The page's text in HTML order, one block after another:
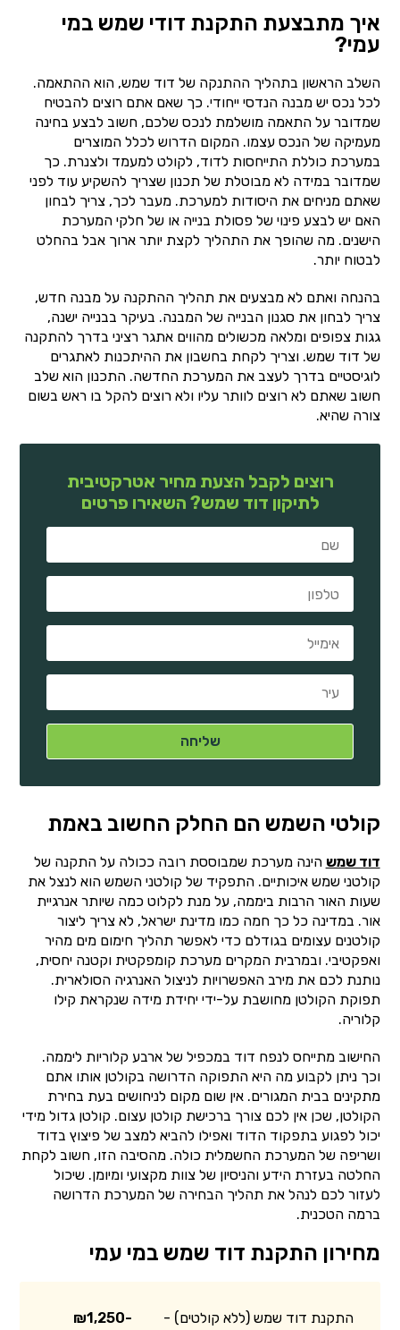
איך מתבצעת התקנת דודי שמש במי
עמי?
השלב הראשון בתהליך ההתנקה של דוד שמש, הוא ההתאמה.
לכל נכס יש מבנה הנדסי ייחודי. כך שאם אתם רוצים להבטיח
שמדובר על התאמה מושלמת לנכס שלכם, חשוב לבצע בחינה
מעמיקה של הנכס עצמו. המקום הדרוש לכלל המוצרים
במערכת כוללת התייחסות לדוד, לקולט למעמד ולצנרת. כך
שמדובר במידה לא מבוטלת של תכנון שצריך להשקיע עוד לפני
שאתם מניחים את היסודות למערכת. מעבר לכך, צריך לבחון
האם יש לבצע פינוי של פסולת בנייה או של חלקי המערכת
הישנים. מה שהופך את התהליך לקצת יותר ארוך אבל בהחלט
לבטוח יותר.
בהנחה ואתם לא מבצעים את תהליך ההתקנה על מבנה חדש,
צריך לבחון את סגנון הבנייה של המבנה. בעיקר בבנייה ישנה,
גגות צפופים ומלאה מכשולים מהווים אתגר רציני בדרך להתקנה
של דוד שמש. וצריך לקחת בחשבון את ההיתכנות לאתגרים
לוגיסטיים בדרך לעצב את המערכת החדשה. התכנון הוא שלב
חשוב שאתם לא רוצים לוותר עליו ולא רוצים להקל בו ראש בשום
צורה שהיא.
רוצים לקבל הצעת מחיר אטרקטיבית
לתיקון דוד שמש? השאירו פרטים
קולטי השמש הם החלק החשוב באמת
דוד שמש הינה מערכת שמבוססת רובה ככולה על התקנה של
קולטני שמש איכותיים. התפקיד של קולטני השמש הוא לנצל את
שעות האור הרבות ביממה, על מנת לקלוט כמה שיותר אנרגיית
אור. במדינה כל כך חמה כמו מדינת ישראל, לא צריך ליצור
קולטנים עצומים בגודלם כדי לאפשר תהליך חימום מים מהיר
ואפקטיבי. ובמרבית המקרים מערכת קומפקטית וקטנה יחסית,
נותנת לכם את מירב האפשרויות לניצול האנרגיה הסולארית.
תפוקת הקולטן מחושבת על-ידי יחידת מידה שנקראת קילו
קלוריה.
החישוב מתייחס לנפח דוד במכפיל של ארבע קלוריות ליממה.
וכך ניתן לקבוע מה היא התפוקה הדרושה בקולטן אותו אתם
מתקינים בבית המגורים. אין שום מקום לניחושים בעת בחירת
הקולטן, שכן אין לכם צורך ברכישת קולטן עצום. קולטן גדול מידי
יכול לפגוע בתפקוד הדוד ואפילו להביא למצב של פיצוץ בדוד
ושריפה של המערכת החשמלית כולה. מהסיבה הזו, חשוב לקחת
החלטה בעזרת הידע והניסיון של צוות מקצועי ומיומן. שיכול
לעזור לכם לנהל את תהליך הבחירה של המערכת הדרושה
ברמה הטכנית.
מחירון התקנת דוד שמש במי עמי
התקנת דוד שמש (ללא קולטים) -
₪1,250-